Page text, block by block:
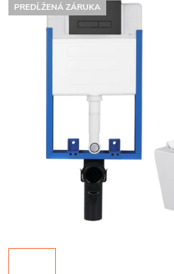
PREDĹŽENÁ ZÁRUKA